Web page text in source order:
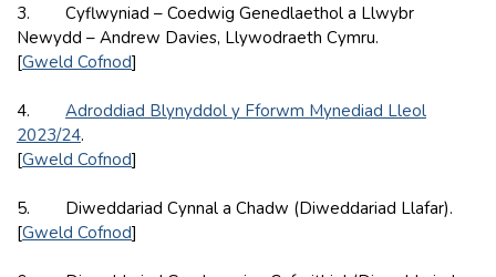
3. Cyflwyniad – Coedwig Genedlaethol a Llwybr
Newydd – Andrew Davies, Llywodraeth Cymru.
[Gweld Cofnod]
4. Adroddiad Blynyddol y Fforwm Mynediad Lleol
2023/24.
[Gweld Cofnod]
5. Diweddariad Cynnal a Chadw (Diweddariad Llafar).
[Gweld Cofnod]